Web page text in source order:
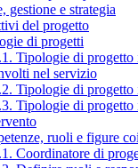
gestione e strategia
del progetto
di progetti
Tipologie di progetto
nel servizio
Tipologie di progetto
Tipologie di progetto
ruoli e figure
Coordinatore di